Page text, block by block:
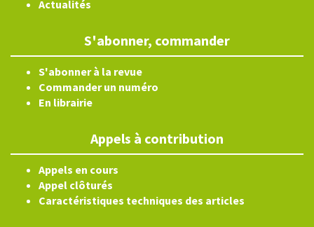
Actualités
S'abonner, commander
S'abonner à la revue
Commander un numéro
En librairie
Appels à contribution
Appels en cours
Appel clôturés
Caractéristiques techniques des articles